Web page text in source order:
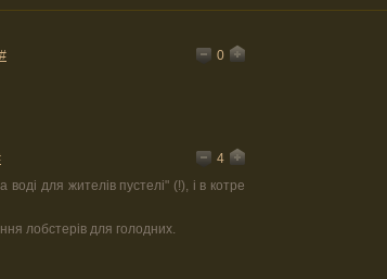
#
0
4
для жителів пустелі" (!), і в котре
лобстерів для голодних.